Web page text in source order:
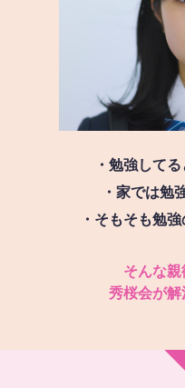
・勉強して
・家では勉
・そもそも勉
そんな
秀桜会が解